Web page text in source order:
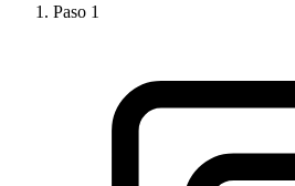
Paso 1